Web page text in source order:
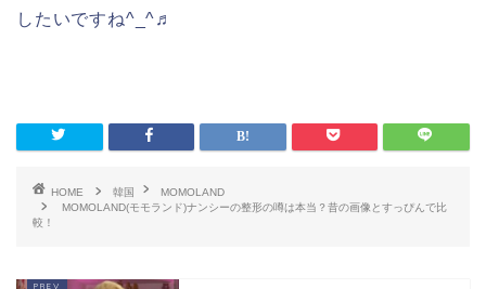
したいですね^_^♬
HOME 韓国
MOMOLAND
MOMOLAND(モモランド)ナンシーの整形の噂は本当？昔の画像とすっぴんで比
較！